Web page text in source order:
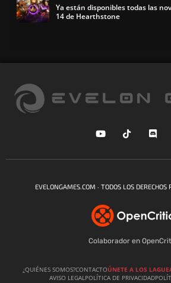
Ya están disponibles todas las
14 de Hearthstone
EVELONGAMES.COM · TODOS LOS
Colaborador en
¿QUIÉNES SOMOS?CONTACTOÚNETE A LOS
AVISO LEGALPOLÍTICA DE PRIVACIDAD